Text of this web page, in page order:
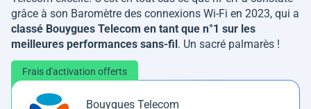
grâce à son Baromètre des connexions Wi-Fi en 2023, qui a
classé Bouygues Telecom en tant que n°1 sur les
meilleures performances sans-fil . Un sacré palmarès !
Frais d'activation offerts
Bouygues Telecom